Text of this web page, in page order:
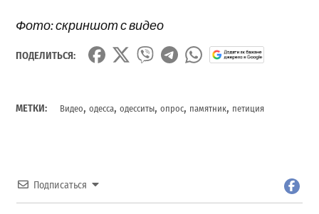
Фото: скриншот с видео
ПОДЕЛИТЬСЯ:
МЕТКИ: Видео,одесса,одесситы,опрос, памятник, петиция
Подписаться